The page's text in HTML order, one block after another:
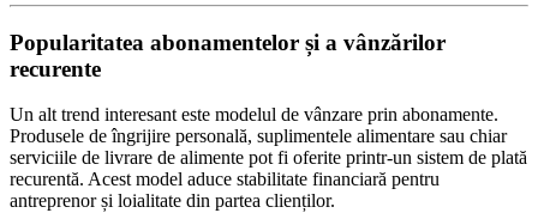
Popularitatea abonamentelor și a vânzărilor
recurente
Un alt trend interesant este modelul de vânzare prin abonamente.
Produsele de îngrijire personală, suplimentele alimentare sau chiar
serviciile de livrare de alimente pot fi oferite printr-un sistem de plată
recurentă. Acest model aduce stabilitate financiară pentru
antreprenor și loialitate din partea clienților.